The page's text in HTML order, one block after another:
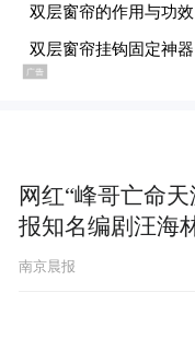
除榴莲外，国
降。
得物App价格趋
产樱桃，3月初
11日，同规格已
乎腰斩；5月11
网红“峰哥亡命
报知名编剧汪海
南京晨报